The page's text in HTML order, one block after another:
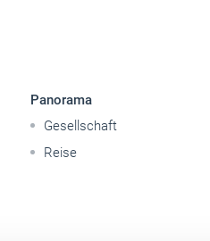
Panorama
Gesellschaft
Reise